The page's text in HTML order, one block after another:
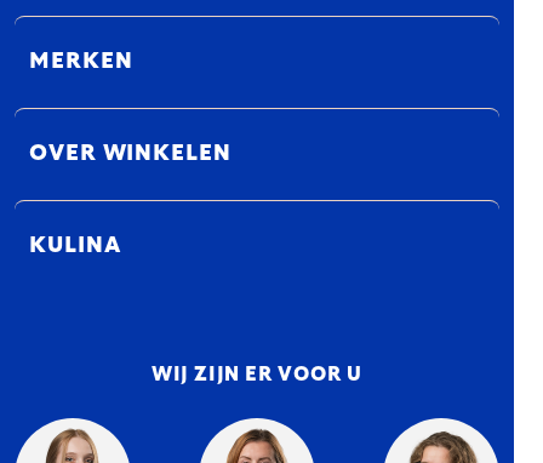
MERKEN
OVER WINKELEN
KULINA
WIJ ZIJN ER VOOR U